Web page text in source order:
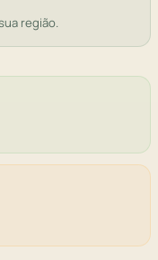
região.